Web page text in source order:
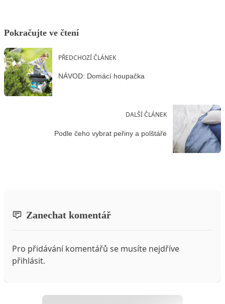
Pokračujte ve čtení
PŘEDCHOZÍ ČLÁNEK
NÁVOD: Domácí houpačka
DALŠÍ ČLÁNEK
Podle čeho vybrat peřiny a polštáře
Zanechat komentář
Pro přidávání komentářů se musíte nejdříve
přihlásit.